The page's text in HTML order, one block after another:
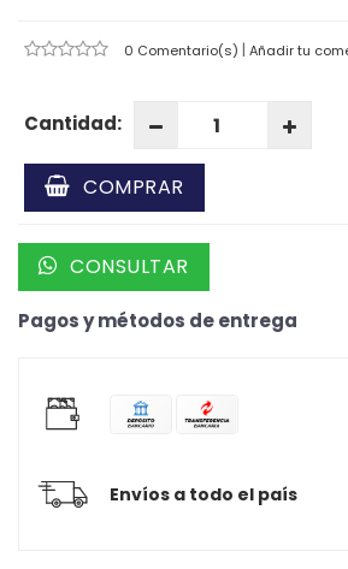
0 Comentario(s) | Añadir tu
Cantidad:
COMPRAR
CONSULTAR
Pagos y métodos de entrega
Envíos a todo el país